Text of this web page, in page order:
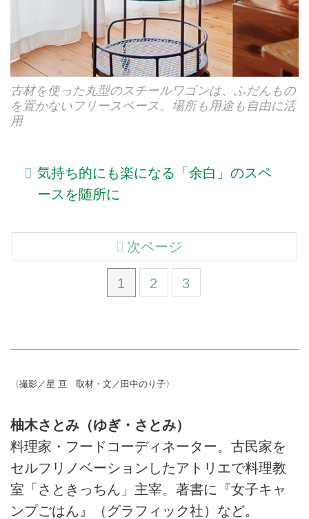
古材を使った丸型のスチールワゴンは、ふだんもの
を置かないフリースペース。場所も用途も自由に活
用
気持ち的にも楽になる「余白」のスペ
ースを随所に
1 2 3
次ページ
〈撮影／星 亘 取材・文／田中のり子〉
柚木さとみ（ゆぎ・さとみ）
料理家・フードコーディネーター。古民家を
セルフリノベーションしたアトリエで料理教
室「さときっちん」主宰。著書に『女子キャ
ンプごはん』（グラフィック社）など。